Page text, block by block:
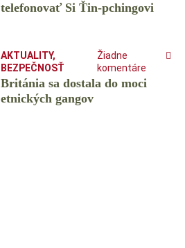
telefonovať Si Ťin-pchingovi
AKTUALITY,
BEZPEČNOSŤ
Žiadne
komentáre
Británia sa dostala do moci
etnických gangov